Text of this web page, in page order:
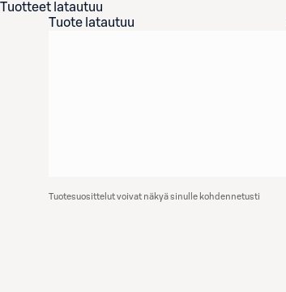
Tuotteet latautuu
Tuote latautuu
Tuotesuosittelut voivat näkyä sinulle kohdennetusti